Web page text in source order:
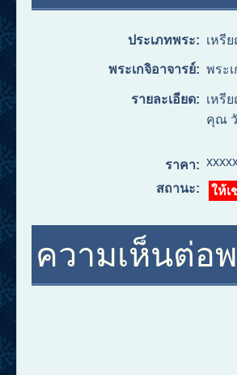
ประเภทพระ: เหรี
พระเกจิอาจารย์: พระ
รายละเอียด: เหรี
คุณ
ราคา:
สถานะ:
ให้เ
ความเห็นต่อ